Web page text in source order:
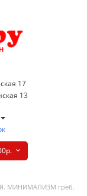
17
13
МИНИМАЛИЗМ греб.